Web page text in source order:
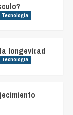
Tecnología
longevidad
Tecnología